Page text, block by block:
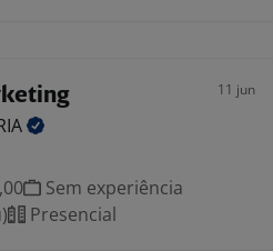
11 jun
Sem experiência
Presencial